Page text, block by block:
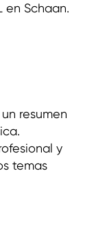
en Schaan.
resumen
y
temas